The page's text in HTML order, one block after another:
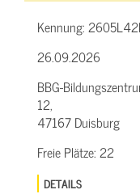
Kennung:
26.09.2026
BBG-
12,
47167 Duisburg
Freie Plätze:22
DETAILS